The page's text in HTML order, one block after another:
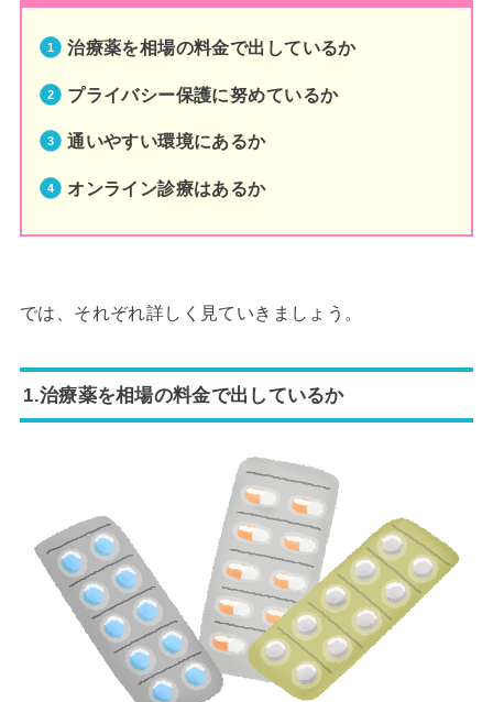
治療薬を相場の料金で出しているか
プライバシー保護に努めているか
通いやすい環境にあるか
オンライン診療はあるか
では、それぞれ詳しく見ていきましょう。
1.治療薬を相場の料金で出しているか